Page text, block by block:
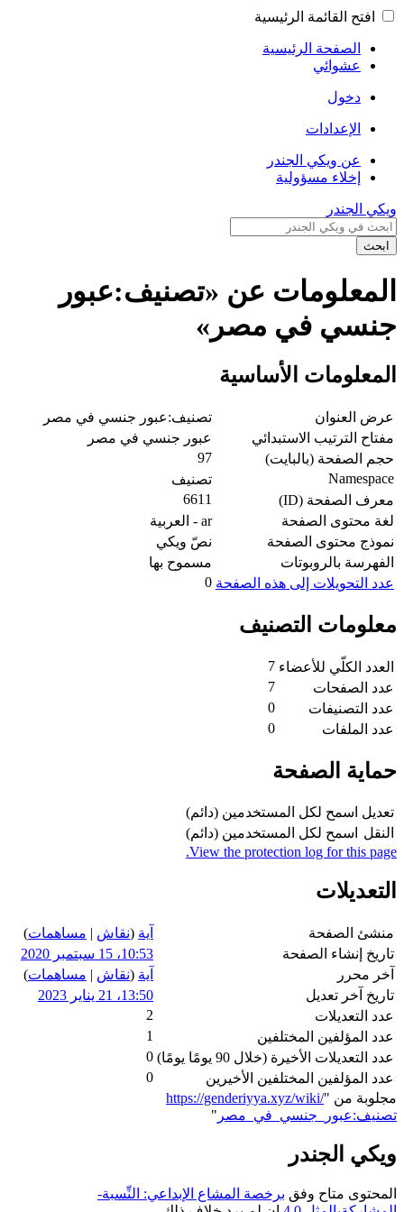
افتح القائمة الرئيسية
الصفحة الرئيسية
عشوائي
دخول
الإعدادات
عن ويكي الجندر
إخلاء مسؤولية
ويكي الجندر
ابحث
المعلومات عن «تصنيف:عبور
جنسي في مصر»
المعلومات الأساسية
عرض العنوان
تصنيف:عبور جنسي في مصر
مفتاح الترتيب الاستبدائي
عبور جنسي في مصر
حجم الصفحة (بالبايت)
97
Namespace
تصنيف
معرف الصفحة (ID)
6611
لغة محتوى الصفحة
ar - العربية
نموذج محتوى الصفحة
نصّ ويكي
الفهرسة بالروبوتات
مسموح بها
عدد التحويلات إلى هذه الصفحة 0
معلومات التصنيف
العدد الكلّي للأعضاء 7
عدد الصفحات
7
عدد التصنيفات
0
عدد الملفات
0
حماية الصفحة
تعديل اسمح لكل المستخدمين (دائم)
النقل
اسمح لكل المستخدمين (دائم)
View the protection log for this page.
التعديلات
منشئ الصفحة آية (نقاش | مساهمات)
تاريخ إنشاء الصفحة
10:53، 15 سبتمبر 2020
آخر محرر
آية (نقاش | مساهمات)
تاريخ آخر تعديل
13:50، 21 يناير 2023
عدد التعديلات
2
عدد المؤلفين المختلفين
1
عدد التعديلات الأخيرة (خلال 90 يومًا يومًا)
0
عدد المؤلفين المختلفين الأخيرين
0
مجلوبة من "https://genderiyya.xyz/wiki/
تصنيف:عبور_جنسي_في_مصر "
ويكي الجندر
المحتوى متاح وفق برخصة المشاع الإبداعي: النِّسبة-